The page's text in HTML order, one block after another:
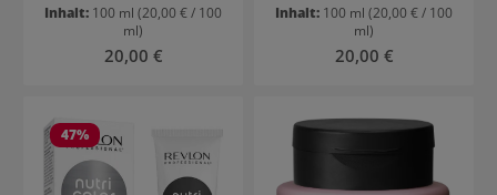
Inhalt: 100 ml (20,00 € / 100
ml)
Regulärer Preis:
20,00 €
Inhalt: 100 ml (20,00 € / 100
ml)
Regulärer Preis:
20,00 €
47%